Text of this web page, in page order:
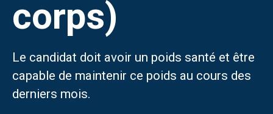
CONTACT
Français
Türkçe( Turc)
العربية (Arabe
corps)
Le candidat doit avoir un poids santé et être
capable de maintenir ce poids au cours des
derniers mois.